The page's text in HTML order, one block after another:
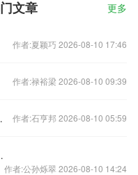
文章 更多
作者:夏颖巧 2026-08-10 17:46
作者:禄裕梁 2026-08-10 09:39
交部回应 作者:石亨邦 2026-08-10 05:59
界杯冠军
作者:公孙烁翠 2026-08-10 14:24